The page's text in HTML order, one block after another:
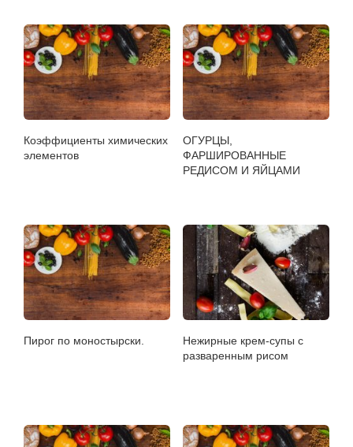
Коэффициенты химических
элементов
ОГУРЦЫ,
ФАРШИРОВАННЫЕ
РЕДИСОМ И ЯЙЦАМИ
Пирог по моностырски.
Нежирные крем-супы с
разваренным рисом